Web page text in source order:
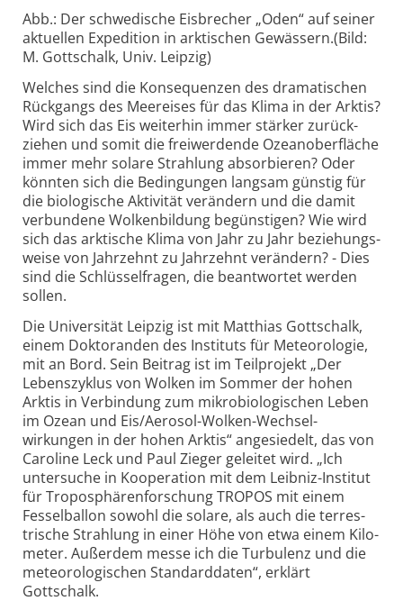
Abb.: Der schwedische Eisbrecher „Oden“ auf seiner
aktuellen Expedition in arktischen Gewässern.(Bild:
M. Gottschalk, Univ. Leipzig)
Welches sind die Konse­quenzen des drama­tischen
Rückgangs des Meereises für das Klima in der Arktis?
Wird sich das Eis weiterhin immer stärker zurück­
ziehen und somit die frei­werdende Ozean­oberfläche
immer mehr solare Strahlung absor­bieren? Oder
könnten sich die Bedingungen langsam günstig für
die bio­logische Aktivität verändern und die damit
verbundene Wolken­bildung begünstigen? Wie wird
sich das arktische Klima von Jahr zu Jahr beziehungs­
weise von Jahrzehnt zu Jahrzehnt verändern? - Dies
sind die Schlüssel­fragen, die beantwortet werden
sollen.
Die Univer­sität Leipzig ist mit Matthias Gottschalk,
einem Doktoranden des Instituts für Meteo­rologie,
mit an Bord. Sein Beitrag ist im Teilprojekt „Der
Lebens­zyklus von Wolken im Sommer der hohen
Arktis in Verbindung zum mikro­biologischen Leben
im Ozean und Eis/Aerosol-Wolken-Wechsel­
wirkungen in der hohen Arktis“ angesiedelt, das von
Caroline Leck und Paul Zieger geleitet wird. „Ich
untersuche in Koopera­tion mit dem Leibniz-Institut
für Troposphären­forschung TROPOS mit einem
Fessel­ballon sowohl die solare, als auch die terres­
trische Strahlung in einer Höhe von etwa einem Kilo­
meter. Außerdem messe ich die Turbulenz und die
meteoro­logischen Standard­daten“, erklärt
Gottschalk.